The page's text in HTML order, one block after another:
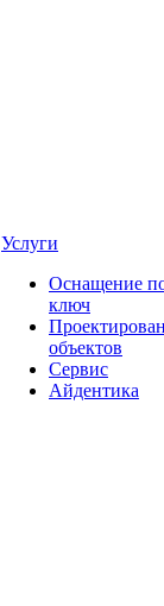
Услуги
Оснащение
ключ
объектов
Сервис
Айдентика